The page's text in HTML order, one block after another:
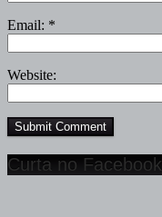
Email: *
Website:
Curta no Facebook